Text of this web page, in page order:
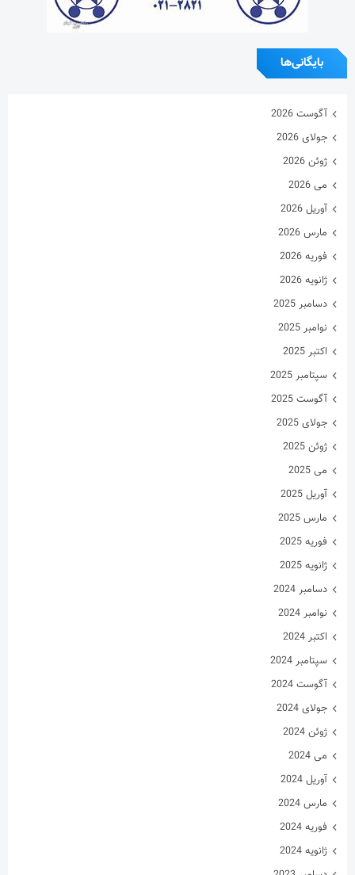
بایگانی‌ها
آگوست 2026
جولای 2026
ژوئن 2026
می 2026
آوریل 2026
مارس 2026
فوریه 2026
ژانویه 2026
دسامبر 2025
نوامبر 2025
اکتبر 2025
سپتامبر 2025
آگوست 2025
جولای 2025
ژوئن 2025
می 2025
آوریل 2025
مارس 2025
فوریه 2025
ژانویه 2025
دسامبر 2024
نوامبر 2024
اکتبر 2024
سپتامبر 2024
آگوست 2024
جولای 2024
ژوئن 2024
می 2024
آوریل 2024
مارس 2024
فوریه 2024
ژانویه 2024